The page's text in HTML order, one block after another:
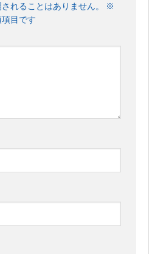
れることはありません。
※
目です